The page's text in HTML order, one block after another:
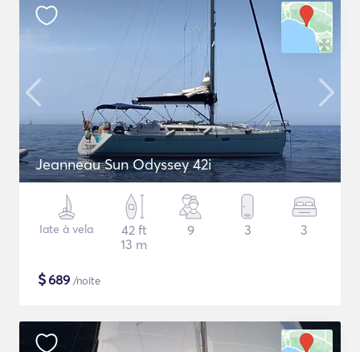
Jeanneau Sun Odyssey 42i
Iate à vela
42 ft
13 m
9 3 3
$689 /noite